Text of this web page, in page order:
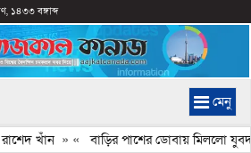
১৪৩৩ বঙ্গাব্দ
মেনু
খাঁন» « বাড়ির পাশের ডোবায় মিললো